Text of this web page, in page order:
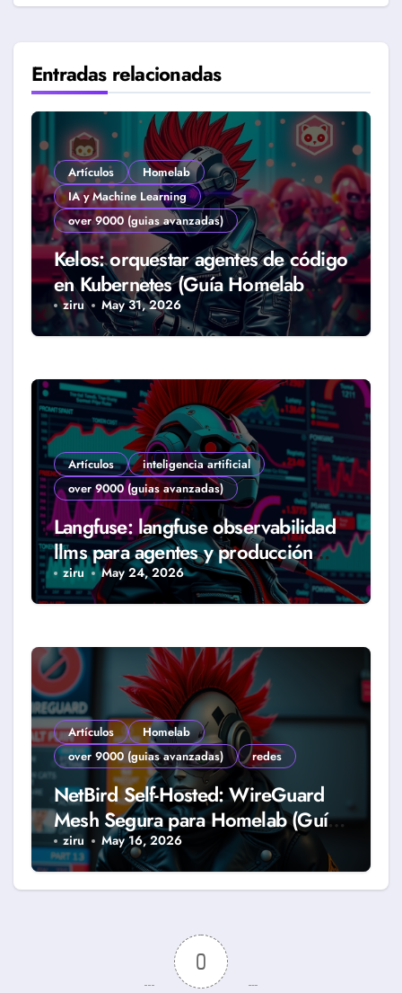
Entradas relacionadas
Artículos
Homelab
IA y Machine Learning
over 9000 (guias avanzadas)
Kelos: orquestar agentes de código
en Kubernetes (Guía Homelab
2026)
ziru May 31, 2026
Artículos
inteligencia artificial
over 9000 (guias avanzadas)
Langfuse: langfuse observabilidad
llms para agentes y producción
real (Guía 2026)
ziru May 24, 2026
Artículos
Homelab
over 9000 (guias avanzadas)
redes
NetBird Self-Hosted: WireGuard
Mesh Segura para Homelab (Guía
2026)
ziru May 16, 2026
0